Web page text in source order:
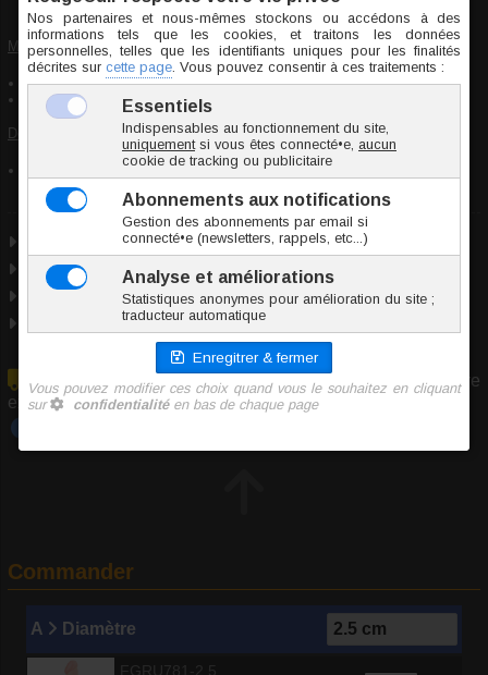
avant utilisation
Mise en garde de sécurité :
Article pour adultes, ne convient pas aux enfants
En cas de douleur, cesser immédiatement l'utilisation
Déclaration de conformité :
Article conforme aux normes de sécurité en vigueur concernant les
substances dangereuses
NMC
Vinyle
Taille unique
Origine Chine
En raison du volume/poids de cet article, il ne peut être
expédié qu'en colis
Commander
A Diamètre